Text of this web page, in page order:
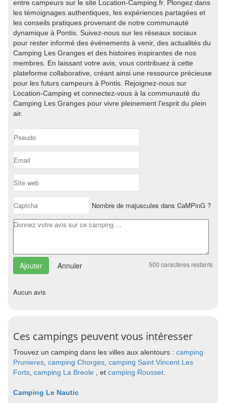
entre campeurs sur le site Location-Camping.fr. Plongez dans
les témoignages authentiques, les expériences partagées et
les conseils pratiques provenant de notre communauté
dynamique à Pontis. Suivez-nous sur les réseaux sociaux
pour rester informé des événements à venir, des actualités du
Camping Les Granges et des histoires inspirantes de nos
membres. En laissant votre avis, vous contribuez à cette
plateforme collaborative, créant ainsi une ressource précieuse
pour les futurs campeurs à Pontis. Rejoignez-nous sur
Location-Camping et connectez-vous à la communauté du
Camping Les Granges pour vivre pleinement l'esprit du plein
air.
Nombre de majuscules dans CaMPinG ?
Annuler 500 caractères restants
Aucun avis
Ces campings peuvent vous intéresser
Trouvez un camping dans les villes aux alentours : camping
Prunieres camping Chorges camping Saint Vincent Les
Forts camping La Breole , et camping Rousset
Camping Le Nautic